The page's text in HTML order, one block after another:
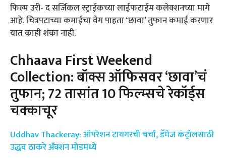
फिल्म उरी- द सर्जिकल स्ट्राईकच्या लाईफटाईम कलेक्शनच्या मागे
आहे. चित्रपटाच्या कमाईचा वेग पाहता ‘छावा’ तुफान कमाई करणार
यात काही शंका नाही.
Chhaava First Weekend
Collection: बॉक्स ऑफिसवर ‘छावा’चं
तुफान; 72 तासांत 10 फिल्म्सचे रेकॉर्ड्स
चक्काचूर
Uddhav Thackeray: ऑपरेशन टायगरची चर्चा, डॅमेज कंट्रोलसाठी
उद्धव ठाकरे ॲक्शन मोडमध्ये